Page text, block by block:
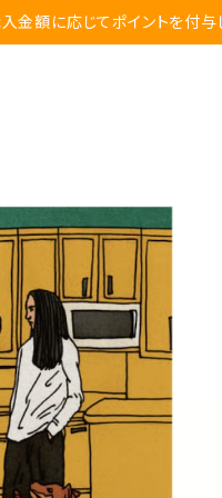
金額に応じてポイントを付与